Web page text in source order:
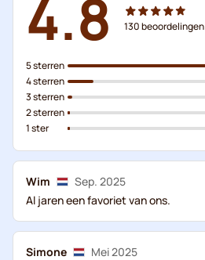
4.8 130beoordelingen
5 sterren
4 sterren
3 sterren
2 sterren
1 ster
Wim
Sep. 2025
Al jaren een favoriet van ons.
Simone
Mei 2025